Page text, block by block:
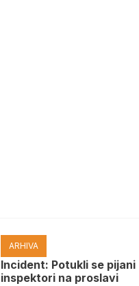
ARHIVA
Incident: Potukli se pijani
inspektori na proslavi